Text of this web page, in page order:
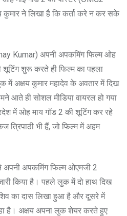
कुमार ने लिखा है कि कर्ता करे न कर सके
Kumar) अपनी अपकमिंग फिल्म ओह
शुरू करते ही फिल्म का पहला
में अक्षय कुमार महादेव के अवतार में दिख
आते ही सोशल मीडिया वायरल हो गया
में ओह माय गॉड 2 की शूटिंग कर रहे
त्रिपाठी भी हैं, जो फिल्म में अहम
अपनी अपकमिंग फिल्म ओएमजी 2
किया है। पहले लुक में दो हाथ दिख
का दास लिखा हुआ है और दूसरे में
है। अक्षय अपना लुक शेयर करते हुए